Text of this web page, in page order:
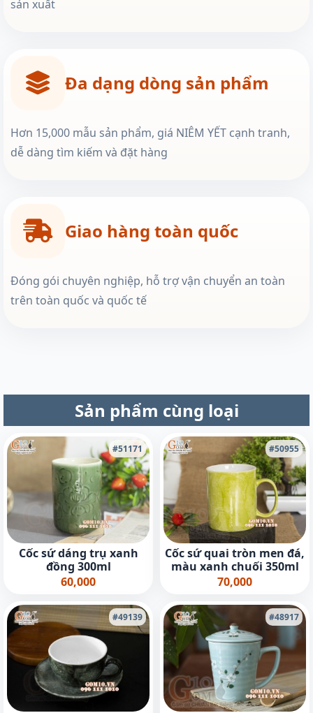
sản xuất
Đa dạng dòng sản phẩm
Hơn 15,000 mẫu sản phẩm, giá NIÊM YẾT cạnh tranh,
dễ dàng tìm kiếm và đặt hàng
Giao hàng toàn quốc
Đóng gói chuyên nghiệp, hỗ trợ vận chuyển an toàn
trên toàn quốc và quốc tế
Sản phẩm cùng loại
#51171
Cốc sứ dáng trụ xanh
đồng 300ml
60,000
#50955
Cốc sứ quai tròn men đá,
màu xanh chuối 350ml
70,000
#49139 #48917